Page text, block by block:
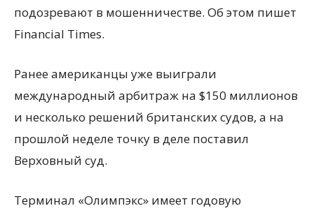
подозревают в мошенничестве. Об этом пишет
Financial Times.
Ранее американцы уже выиграли
международный арбитраж на $150 миллионов
и несколько решений британских судов, а на
прошлой неделе точку в деле поставил
Верховный суд.
Терминал «Олимпэкс» имеет годовую